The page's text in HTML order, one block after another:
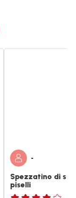
-
Spezzatino di
piselli